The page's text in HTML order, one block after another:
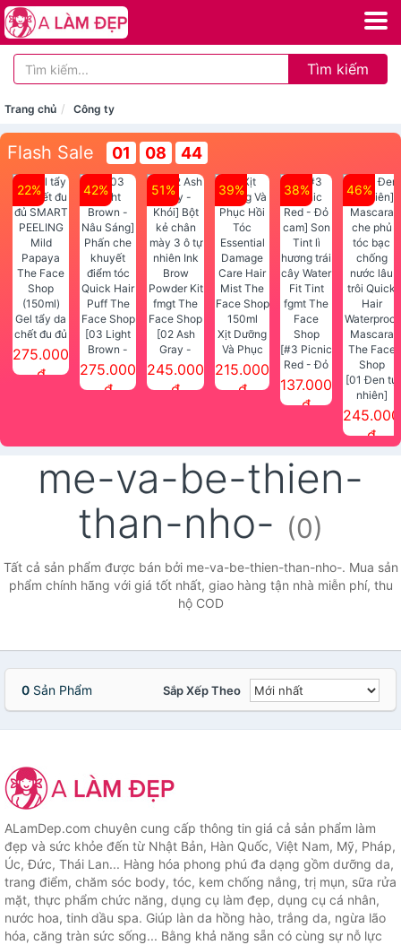
Tìm kiếm
Trang chủ Công ty
Flash Sale 01 08 44
22%
Gel tẩy da
chết đu đủ
SMART
PEELING
275.000
đ
42%
[03 Light
Brown -
Nâu Sáng]
Phấn che
275.000
đ
51%
[02 Ash
Gray -
Khói] Bột
kẻ chân
Face Shop
245.000
đ
39%
Xịt Dưỡng
Và Phục
Hồi Tóc
Essential
215.000
đ
38%
[#3 Picnic
Red - Đỏ
cam] Son
Face
Shop
137.000
đ
46%
[01 Đen tự
nhiên]
Mascara
che phủ
Shop
245.000
đ
me-va-be-thien-
than-nho- (0)
Tất cả sản phẩm được bán bởi me-va-be-thien-than-nho-. Mua sản
phẩm chính hãng với giá tốt nhất, giao hàng tận nhà miễn phí, thu
hộ COD
0 Sản Phẩm Sắp Xếp Theo
ALamDep.com chuyên cung cấp thông tin giá cả sản phẩm làm
đẹp và sức khỏe đến từ Nhật Bản, Hàn Quốc, Việt Nam, Mỹ, Pháp,
Úc, Đức, Thái Lan... Hàng hóa phong phú đa dạng gồm dưỡng da,
trang điểm, chăm sóc body, tóc, kem chống nắng, trị mụn, sữa rửa
mặt, thực phẩm chức năng, dụng cụ làm đẹp, dụng cụ cá nhân,
nước hoa, tinh dầu spa. Giúp làn da hồng hào, trắng da, ngừa lão
hóa, căng tràn sức sống... Bằng khả năng sẵn có cùng sự nỗ lực